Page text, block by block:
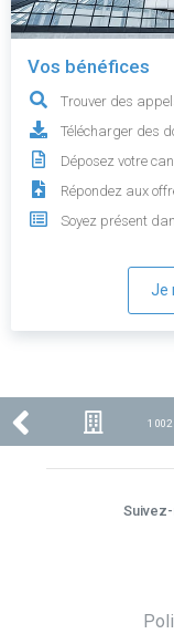
Vos bénéfices
Trouver des
Télécharger des
Déposez votre
Répondez aux
Soyez présent
Je
1 002